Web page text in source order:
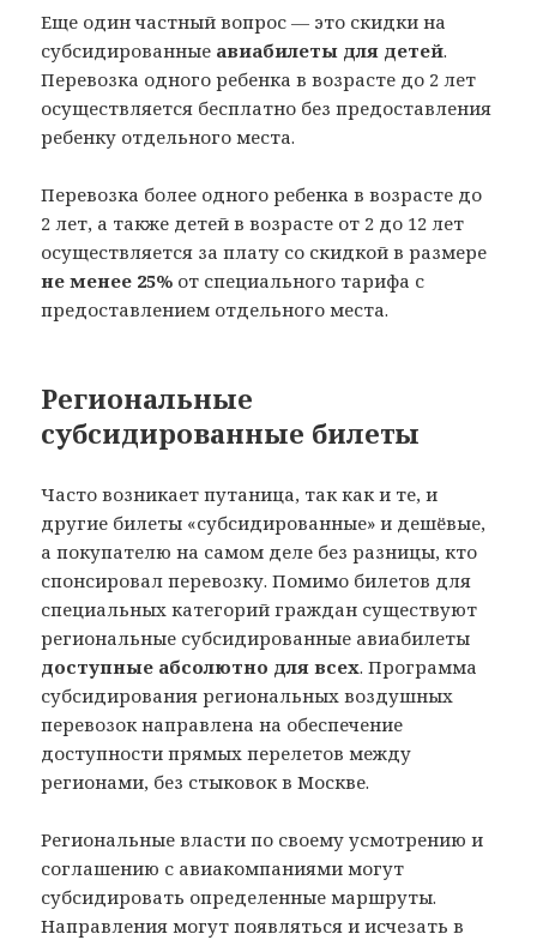
Еще один частный вопрос — это скидки на
субсидированные авиабилеты для детей.
Перевозка одного ребенка в возрасте до 2 лет
осуществляется бесплатно без предоставления
ребенку отдельного места.
Перевозка более одного ребенка в возрасте до
2 лет, а также детей в возрасте от 2 до 12 лет
осуществляется за плату со скидкой в размере
не менее 25% от специального тарифа с
предоставлением отдельного места.
Региональные
субсидированные билеты
Часто возникает путаница, так как и те, и
другие билеты «субсидированные» и дешёвые,
а покупателю на самом деле без разницы, кто
спонсировал перевозку. Помимо билетов для
специальных категорий граждан существуют
региональные субсидированные авиабилеты
доступные абсолютно для всех. Программа
субсидирования региональных воздушных
перевозок направлена на обеспечение
доступности прямых перелетов между
регионами, без стыковок в Москве.
Региональные власти по своему усмотрению и
соглашению с авиакомпаниями могут
субсидировать определенные маршруты.
Направления могут появляться и исчезать в